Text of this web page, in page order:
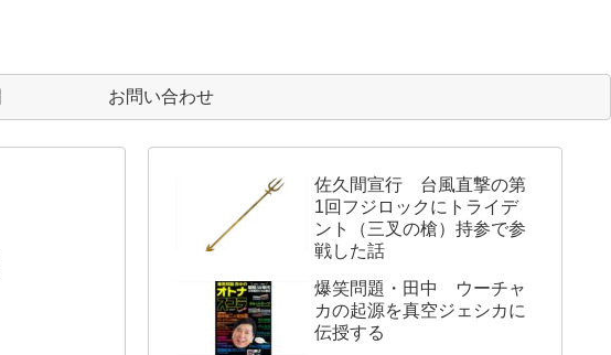
お問い合わせ
佐久間宣行 台風直撃の第
1回フジロックにトライデ
ント（三叉の槍）持参で参
戦した話
爆笑問題・田中 ウーチャ
カの起源を真空ジェシカに
伝授する